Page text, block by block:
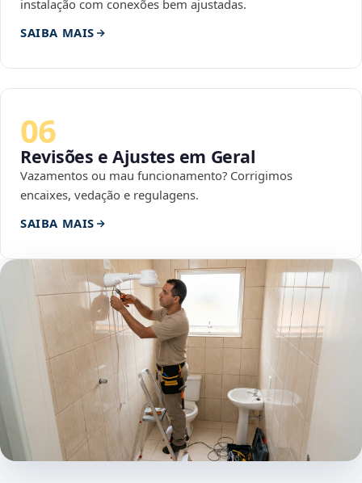
instalação com conexões bem ajustadas.
SAIBA MAIS
06
Revisões e Ajustes em Geral
Vazamentos ou mau funcionamento? Corrigimos
encaixes, vedação e regulagens.
SAIBA MAIS